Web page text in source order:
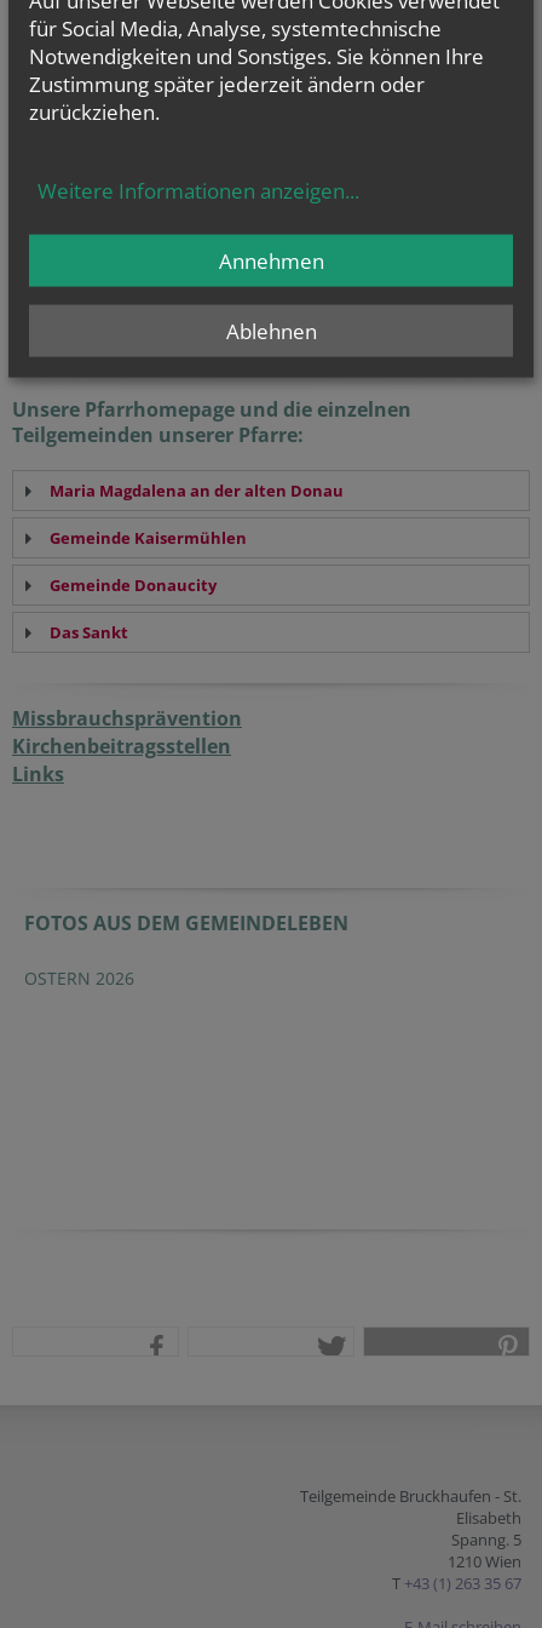
BIC: BKAUATWW
Empfängerin: roemisch-katholisch Pfarre Hl. Maria Magdalena an der
Aalten Donau
Bitte unter Verwendungszweck „Bruckhaufen“ eintragen.
Wenn ihr Glauben habt, wird euch nichts unmöglich sein
Unsere Pfarrhomepage und die einzelnen
Teilgemeinden unserer Pfarre:
Maria Magdalena an der alten Donau
Gemeinde Kaisermühlen
Gemeinde Donaucity
Das Sankt
Missbrauchsprävention
Kirchenbeitragsstellen
Links
FOTOS AUS DEM GEMEINDELEBEN
OSTERN 2026
Teilgemeinde Bruckhaufen - St.
Elisabeth
Spanng. 5
1210 Wien
T +43 (1) 263 35 67
für Social Media, Analyse, systemtechnische
Notwendigkeiten und Sonstiges. Sie können Ihre
Zustimmung später jederzeit ändern oder
zurückziehen.
Weitere Informationen anzeigen...
Ablehnen
Annehmen